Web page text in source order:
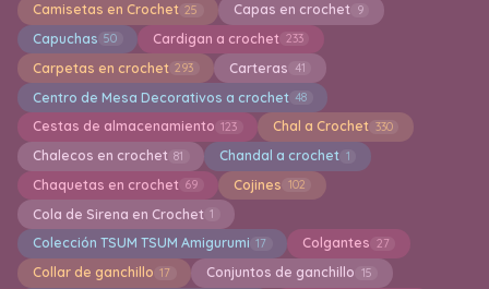
Camisetas en Crochet 25 Capas en crochet 9
Capuchas 50 Cardigan a crochet 233
Carpetas en crochet 293 Carteras 41
Centro de Mesa Decorativos a crochet 48
Cestas de almacenamiento 123 Chal a Crochet 330
Chalecos en crochet 81 Chandal a crochet 1
Chaquetas en crochet 69 Cojines 102
Cola de Sirena en Crochet 1
Colección TSUM TSUM Amigurumi 17 Colgantes 27
Collar de ganchillo 17 Conjuntos de ganchillo 15